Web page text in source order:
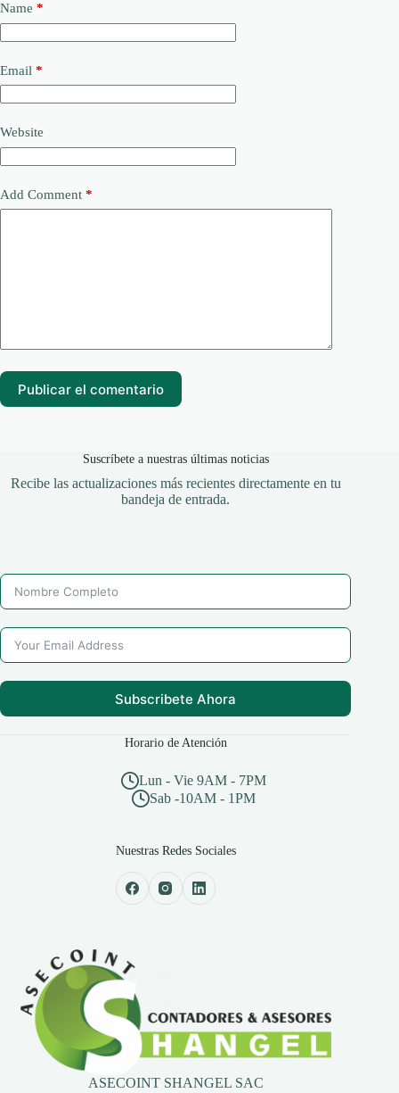
Name *
Email *
Website
Add Comment *
Publicar el comentario
Suscríbete a nuestras últimas noticias
Recibe las actualizaciones más recientes directamente en tu
bandeja de entrada.
Subscribete Ahora
Horario de Atención
Lun - Vie 9AM - 7PM
Sab -10AM - 1PM
Nuestras Redes Sociales
ASECOINT SHANGEL SAC